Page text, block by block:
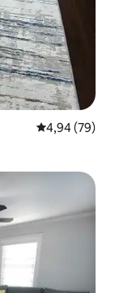
Gemiddelde
4,94 (79)